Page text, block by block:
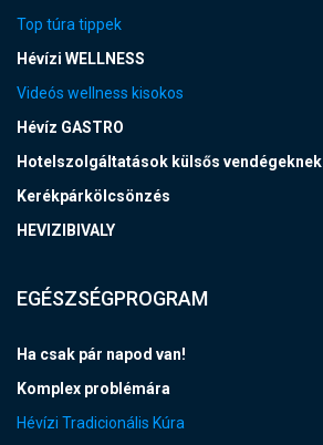
Top túra tippek
Hévízi WELLNESS
Videós wellness kisokos
Hévíz GASTRO
Hotelszolgáltatások külsős vendégeknek
Kerékpárkölcsönzés
HEVIZIBIVALY
EGÉSZSÉGPROGRAM
Ha csak pár napod van!
Komplex problémára
Hévízi Tradicionális Kúra